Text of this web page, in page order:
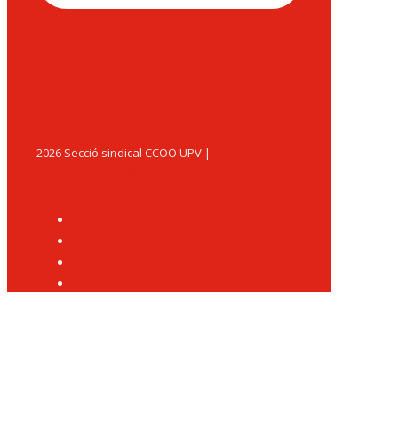
2026 Secció sindical CCOO UPV |